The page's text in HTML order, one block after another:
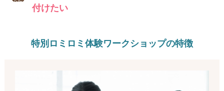
付けたい
特別ロミロミ体験ワークショップの特徴